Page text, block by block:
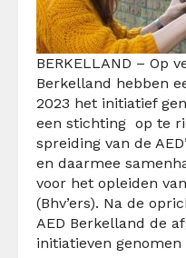
BERKELLAND – Op
Berkelland hebben
2023 het initiatief
een stichting op te
spreiding van de
en daarmee
voor het opleiden
(Bhv’ers). Na de
AED Berkelland de
initiatieven